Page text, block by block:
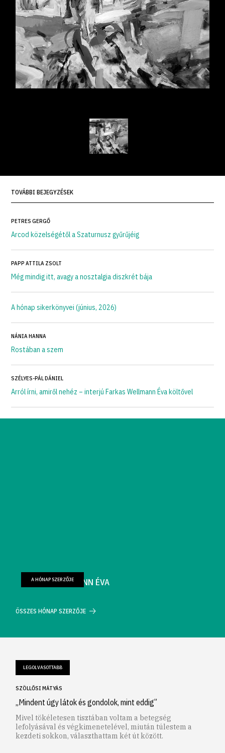
TOVÁBBI BEJEGYZÉSEK
PETRES GERGŐ
Arcod közelségétől a Szaturnusz gyűrűjéig
PAPP ATTILA ZSOLT
Még mindig itt, avagy a nosztalgia diszkrét bája
A hónap sikerkönyvei (június, 2026)
NÁNIA HANNA
Rostában a szem
SZÉLYES-PÁL DÁNIEL
Arról írni, amiről nehéz – interjú Farkas Wellmann Éva költővel
FARKAS WELLMANN ÉVA
A HÓNAP SZERZŐJE
ÖSSZES HÓNAP SZERZŐJE
LEGOLVASOTTABB
SZÖLLŐSI MÁTYÁS
„Mindent úgy látok és gondolok, mint eddig”
Mivel tökéletesen tisztában voltam a betegség
lefolyásával és végkimenetelével, miután túlestem a
kezdeti sokkon, választhattam két út között.